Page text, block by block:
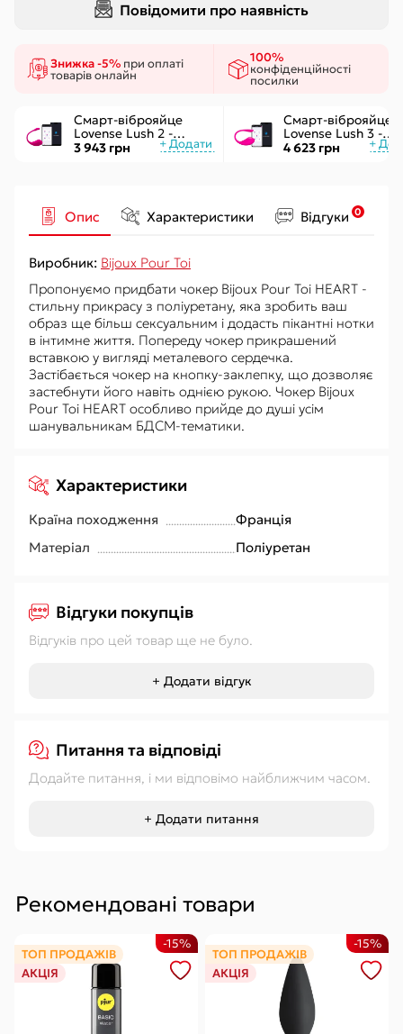
Повідомити про наявність
Знижка -5% при оплаті
товарів онлайн
100%
конфіденційності
посилки
Смарт-віброяйце
Lovense Lush 2 -
управління через
додаток
3 943 грн
Смарт-віброяйце
Lovense Lush 3 -
керування через
інтернет
4 623 грн
Опис Характеристики Відгуки 0
Виробник: Bijoux Pour Toi
Пропонуємо придбати чокер Bijoux Pour Toi HEART -
стильну прикрасу з поліуретану, яка зробить ваш
образ ще більш сексуальним і додасть пікантні нотки
в інтимне життя. Попереду чокер прикрашений
вставкою у вигляді металевого сердечка.
Застібається чокер на кнопку-заклепку, що дозволяє
застебнути його навіть однією рукою. Чокер Bijoux
Pour Toi HEART особливо прийде до душі усім
шанувальникам БДСМ-тематики.
Характеристики
Країна походження
Франція
Матеріал
Поліуретан
Відгуки покупців
Відгуків про цей товар ще не було.
+ Додати відгук
Питання та відповіді
Додайте питання, і ми відповімо найближчим часом.
+ Додати питання
Рекомендовані товари
ТОП ПРОДАЖІВ
АКЦІЯ
-15%
ТОП ПРОДАЖІВ
АКЦІЯ
-15%